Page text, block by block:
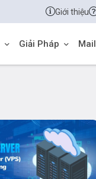
Giới thiệu
Giải Pháp Mail